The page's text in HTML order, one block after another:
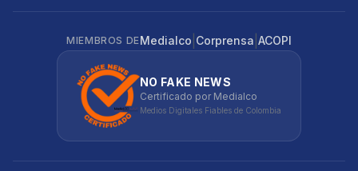
MIEMBROS DEMedialco Corprensa ACOPI
NO FAKE NEWS
Certificado por Medialco
Medios Digitales Fiables de Colombia